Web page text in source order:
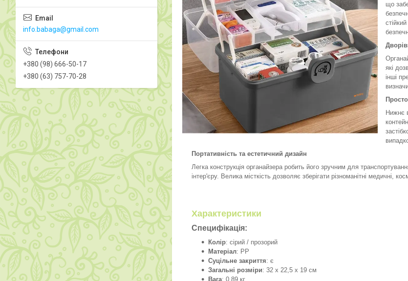
що
які
інші
Нижнє
Портативність та естетичний дизайн
Легка конструкція органайзера робить його зручним для
інтер'єру. Велика місткість дозволяє зберігати різноманітні медичні,
Характеристики
Специфікація:
Колір: сірий / прозорий
Матеріал: PP
Суцільне закриття: є
Загальні розміри: 32 х 22,5 х 19 см
Вага: 0,89 кг
info.babaga@gmail.com
+380 (98) 666-50-17
+380 (63) 757-70-28